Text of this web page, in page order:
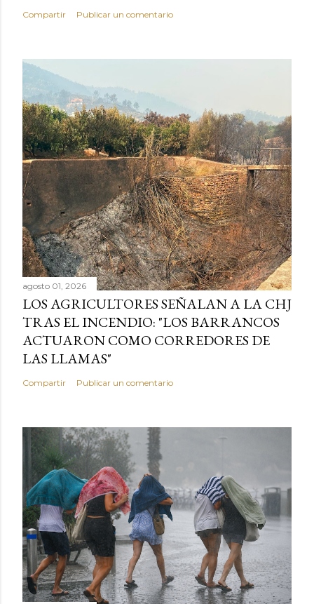
Compartir Publicar un comentario
agosto 01, 2026
LOS AGRICULTORES SEÑALAN A LA CHJ
TRAS EL INCENDIO: "LOS BARRANCOS
ACTUARON COMO CORREDORES DE
LAS LLAMAS"
Compartir Publicar un comentario